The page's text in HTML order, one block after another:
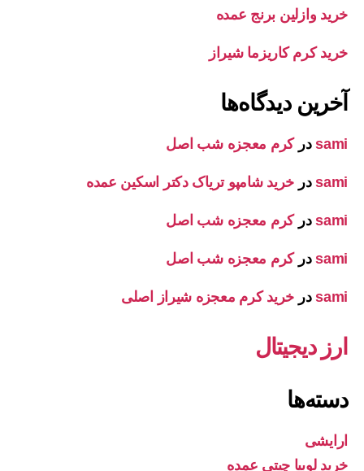
خرید وازلین برنج عمده
خرید کرم کاریزما شیراز
آخرین دیدگاه‌ها
samiدرکرم معجزه شب اصل
samiدر خرید شامپو تریاک دکتر اسکین عمده
samiدرکرم معجزه شب اصل
samiدرکرم معجزه شب اصل
samiدر خرید کرم معجزه شیراز اصلی
ارز دیجیتال
دسته‌ها
ارایشی
خرید لوبیا چیتی عمده